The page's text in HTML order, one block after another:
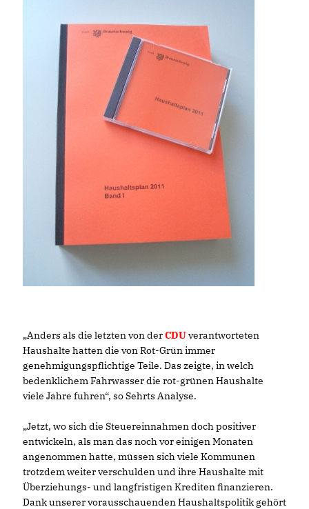
Anders als die letzten von derCDUverantworteten
Haushalte hatten die von Rot-Grün immer
genehmigungspflichtige Teile. Das zeigte, in welch
bedenklichem Fahrwasser die rot-grünen Haushalte
viele Jahre fuhren“, so Sehrts Analyse.
Jetzt, wo sich die Steuereinnahmen doch positiver
entwickeln, als man das noch vor einigen Monaten
angenommen hatte, müssen sich viele Kommunen
trotzdem weiter verschulden und ihre Haushalte mit
Überziehungs- und langfristigen Krediten finanzieren.
Dank unserer vorausschauenden Haushaltspolitik gehört